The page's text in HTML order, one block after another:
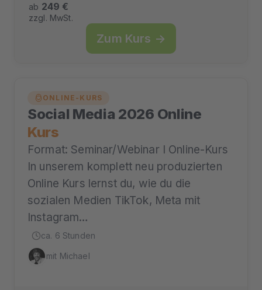
ab 249 €
zzgl. MwSt.
Zum Kurs →
ONLINE-KURS
Social Media 2026 Online
Kurs
Format: Seminar/Webinar I Online-Kurs
In unserem komplett neu produzierten
Online Kurs lernst du, wie du die
sozialen Medien TikTok, Meta mit
Instagram…
ca. 6 Stunden
mit Michael